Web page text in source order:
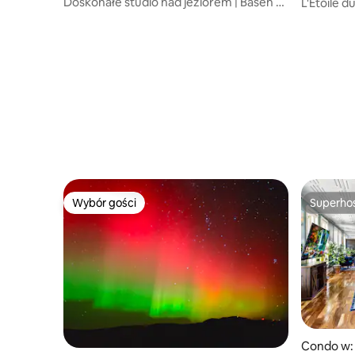
Wybór gości
Wybór gości
Condo